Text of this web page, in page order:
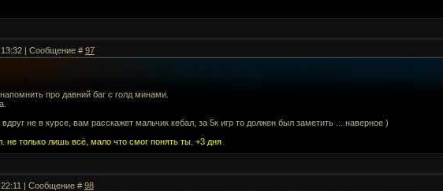
13:32 | Сообщение # 97
про давний баг с голд минами.
не в курсе, вам расскажет мальчик кебал, за 5к игр то должен был заметить ... наверное )
не только лишь всё, мало что смог понять ты. +3 дня
22:11 | Сообщение # 98